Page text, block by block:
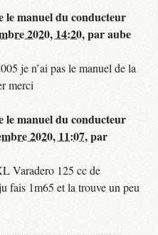
manuel du conducteur
2020, 14:20,paraube
je n’ai pas le manuel de la
merci
manuel du conducteur
2020, 11:07,par
Varadero 125 cc de
fais 1m65 et la trouve un peu